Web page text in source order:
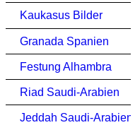
Kaukasus Bilder
Granada Spanien
Festung Alhambra
Riad Saudi-Arabien
Jeddah Saudi-Arabien